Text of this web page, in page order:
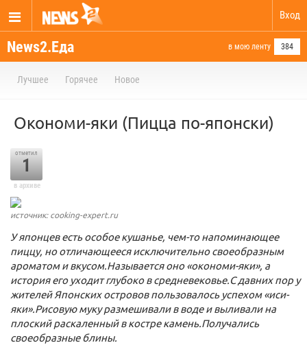
Вход
News2.Еда в мою ленту 384
Лучшее Горячее Новое
Окономи-яки (Пицца по-японски)
отметил
1
в архиве
источник: cooking-expert.ru
У японцев есть особое кушанье, чем-то напоминающее
пиццу, но отличающееся исключительно своеобразным
ароматом и вкусом.Называется оно «окономи-яки», а
история его уходит глубоко в средневековье.С давних пор у
жителей Японских островов пользовалось успехом «иси-
яки».Рисовую муку размешивали в воде и выливали на
плоский раскаленный в костре камень.Получались
своеобразные блины.